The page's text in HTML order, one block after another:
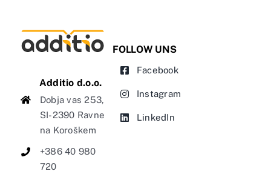
Additio d.o.o.
Dobja vas 253,
SI-2390 Ravne
na Koroškem
+386 40 980
720
FOLLOW UNS
Facebook
Instagram
LinkedIn